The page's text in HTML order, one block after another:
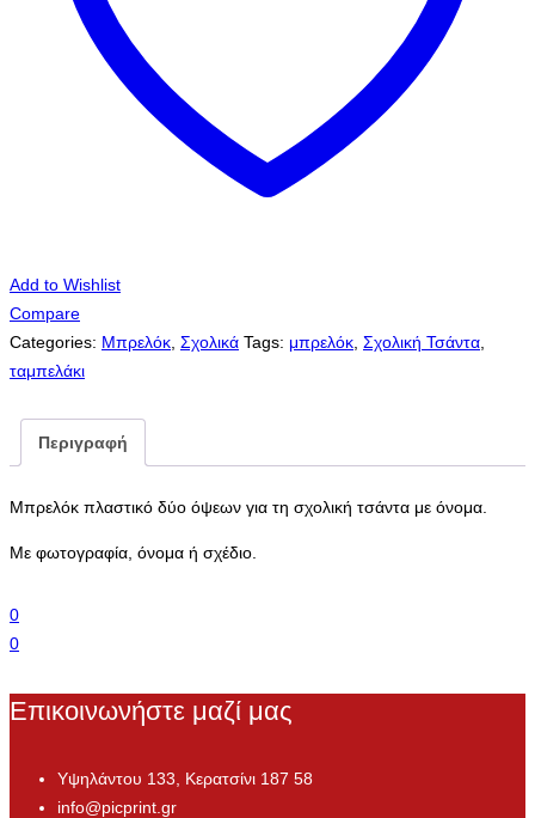
Add to Wishlist
Compare
Categories: Μπρελόκ Σχολικά Tags: μπρελόκ Σχολική Τσάντα
ταμπελάκι
Περιγραφή
Μπρελόκ πλαστικό δύο όψεων για τη σχολική τσάντα με όνομα.
Με φωτογραφία, όνομα ή σχέδιο.
0
0
Επικοινωνήστε μαζί μας
Υψηλάντου 133, Κερατσίνι 187 58
info@picprint.gr